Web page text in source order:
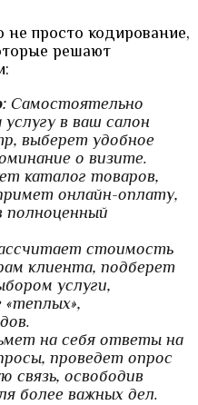
просто кодирование,
решают
Самостоятельно
в ваш салон
выберет удобное
о визите.
каталог товаров,
онлайн-оплату,
полноценный
стоимость
клиента, подберет
услуги,
«теплых»,
на себя ответы на
проведет опрос
связь, освободив
более важных дел.